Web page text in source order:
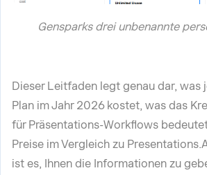
Gensparks drei unbenannte
Dieser Leitfaden legt genau dar, was
Plan im Jahr 2026 kostet, was das
für Präsentations-Workflows
Preise im Vergleich zu
ist es, Ihnen die Informationen zu